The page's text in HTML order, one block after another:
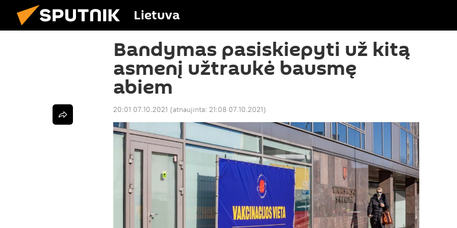
Lietuva
Bandymas pasiskiepyti už kitą
asmenį užtraukė bausmę
abiem
20:01 07.10.2021 (atnaujinta: 21:08 07.10.2021)